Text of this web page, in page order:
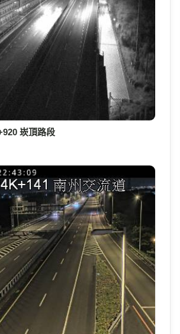
崁頂路段